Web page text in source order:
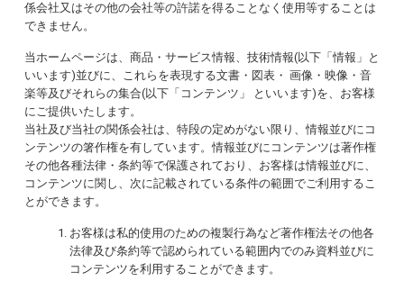
係会社又はその他の会社等の許諾を得ることなく使用等することは
できません。
当ホームページは、商品・サービス情報、技術情報(以下「情報」と
いいます)並びに、これらを表現する文書・図表・ 画像・映像・音
楽等及びそれらの集合(以下「コンテンツ」 といいます)を、お客様
にご提供いたします。
当社及び当社の関係会社は、特段の定めがない限り、情報並びにコ
ンテンツの箸作権を有しています。情報並びにコンテンツは著作権
その他各種法律・条約等で保護されており、お客様は情報並びに、
コンテンツに関し、次に記載されている条件の範囲でご利用するこ
とができます。
お客様は私的使用のための複製行為など著作権法その他各
法律及び条約等で認められている範囲内でのみ資料並びに
コンテンツを利用することができます。